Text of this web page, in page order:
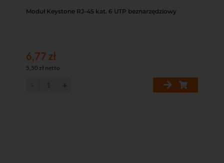
Moduł Keystone RJ-45 kat. 6 UTP beznarzędziowy
6,77 zł
5,50 zł netto